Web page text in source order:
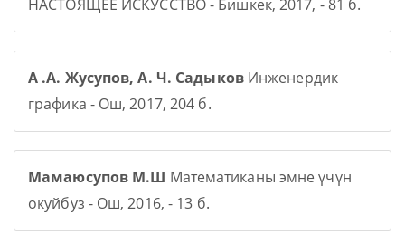
НАСТОЯЩЕЕ ИСКУССТВО - Бишкек, 2017, - 81 б.
А .А. Жусупов, А. Ч. Садыков Инженердик
графика - Ош, 2017, 204 б.
Мамаюсупов М.Ш Математиканы эмне үчүн
окуйбуз - Ош, 2016, - 13 б.